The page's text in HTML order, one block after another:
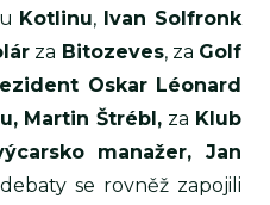
Kotlinu, Ivan Solfronk
za Bitozeves, za Golf
Oskar Léonard
Martin Štrébl, za Klub
manažer, Jan
se rovněž zapojili